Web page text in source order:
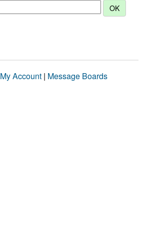
My Account | Message Boards